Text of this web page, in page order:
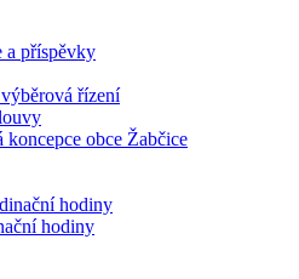
a příspěvky
řízení
koncepce obce Žabčice
hodiny
hodiny